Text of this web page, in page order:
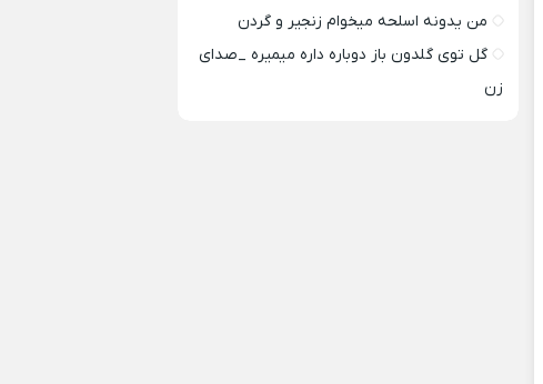
من یدونه اسلحه میخوام زﻧﺠﻴﺮ و ﮔﺮدن
گل توی گلدون باز دوباره داره میمیره _صدای
زن